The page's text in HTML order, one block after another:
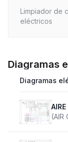
Limpiador de
eléctricos
Diagramas
Diagramas
(AIR